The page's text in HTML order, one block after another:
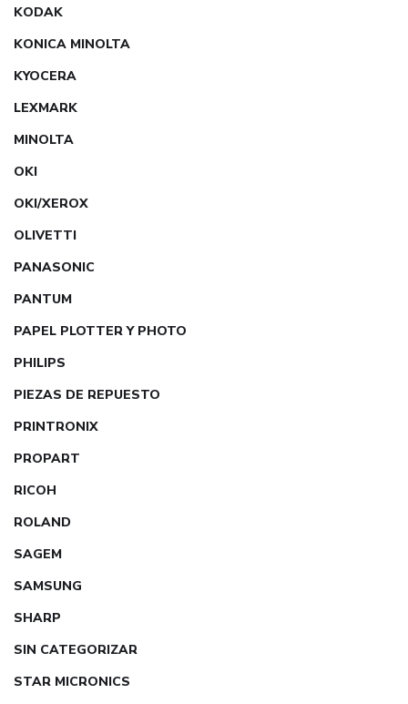
KODAK
KONICA MINOLTA
KYOCERA
LEXMARK
MINOLTA
OKI
OKI/XEROX
OLIVETTI
PANASONIC
PANTUM
PAPEL PLOTTER Y PHOTO
PHILIPS
PIEZAS DE REPUESTO
PRINTRONIX
PROPART
RICOH
ROLAND
SAGEM
SAMSUNG
SHARP
SIN CATEGORIZAR
STAR MICRONICS